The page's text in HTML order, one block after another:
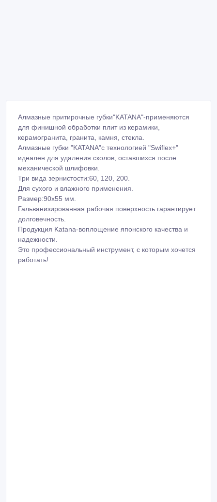
Алмазные притирочные губки"KATANA"-применяются
для финишной обработки плит из керамики,
керамогранита, гранита, камня, стекла.
Алмазные губки "KATANA"с технологией "Swiflex+"
идеален для удаления сколов, оставшихся после
механической шлифовки.
Три вида зернистости:60, 120, 200.
Для сухого и влажного применения.
Размер:90x55 мм.
Гальванизированная рабочая поверхность гарантирует
долговечность.
Продукция Katana-воплощение японского качества и
надежности.
Это профессиональный инструмент, с которым хочется
работать!